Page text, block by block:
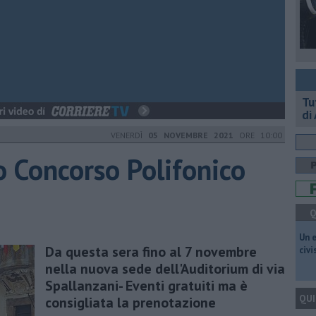
VENERDÌ 05 NOVEMBRE 2021 ORE 10:00
Polifonico
Da questa sera fino al 7 novembre
nella nuova sede dell'Auditorium di via
Spallanzani- Eventi gratuiti ma è
consigliata la prenotazione
di
​Un
QUI